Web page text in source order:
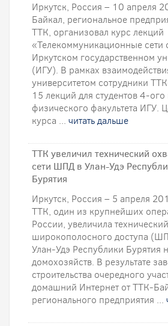
Иркутск, Россия – 10 апреля
Байкал, региональное
ТТК, организовал курс лекций
«Телекоммуникационные сети
Иркутском государственном
(ИГУ). В рамках
университетом сотрудники
15 лекций для студентов 4-ого
физического факультета ИГУ.
курса ... читать дальше
ТТК увеличил технический
сети ШПД в Улан-Удэ
Бурятия
Иркутск, Россия – 5 апреля
ТТК, один из крупнейших
России, увеличила
широкополосного доступа
Улан-Удэ Республики Бурятия
домохозяйств. В результате
строительства очередного
домашний Интернет от ТТК-
регионального предприятия ...